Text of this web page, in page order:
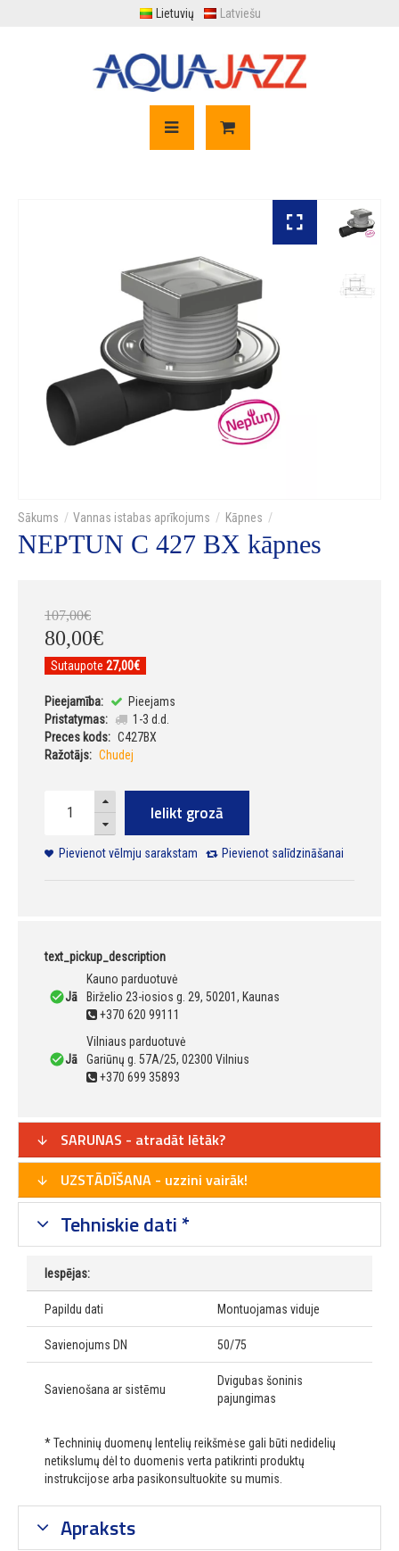
Lietuvių Latviešu
Vannas istabas aprīkojums Kāpnes
NEPTUN C 427 BX kāpnes
107,00€
80,00€
Sutaupote 27,00€
Pieejamība:
Pieejams
Pristatymas:
1-3 d.d.
Preces kods: C427BX
Ražotājs: Chudej
Ielikt grozā
Pievienot vēlmju sarakstam Pievienot salīdzināšanai
text_pickup_description
Jā
Kauno parduotuvė
Birželio 23-iosios g. 29, 50201, Kaunas
+370 620 99111
Jā
Vilniaus parduotuvė
Gariūnų g. 57A/25, 02300 Vilnius
+370 699 35893
SARUNAS - atradāt lētāk?
UZSTĀDĪŠANA - uzzini vairāk!
Tehniskie dati *
Iespējas:
Papildu dati Montuojamas viduje
Savienojums DN 50/75
Savienošana ar sistēmu
Dvigubas šoninis
pajungimas
* Techninių duomenų lentelių reikšmėse gali būti nedidelių
netikslumų dėl to duomenis verta patikrinti produktų
instrukcijose arba pasikonsultuokite su mumis.
Apraksts